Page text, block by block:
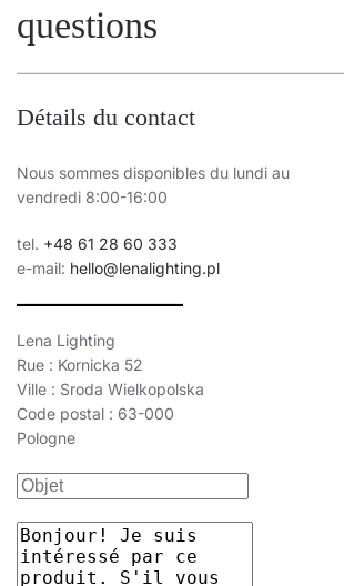
questions
Détails du contact
Nous sommes disponibles du lundi au
vendredi 8:00-16:00
tel. +48 61 28 60 333
e-mail: hello@lenalighting.pl
Lena Lighting
Rue : Kornicka 52
Ville : Sroda Wielkopolska
Code postal : 63-000
Pologne